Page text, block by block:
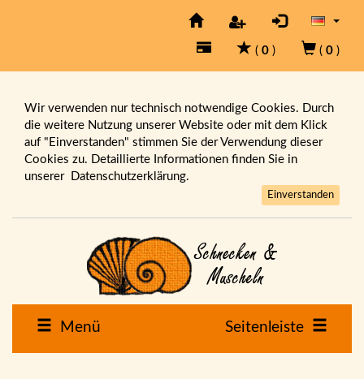
( 0 ) ( 0 )
Wir verwenden nur technisch notwendige Cookies. Durch
die weitere Nutzung unserer Website oder mit dem Klick
auf "Einverstanden" stimmen Sie der Verwendung dieser
Cookies zu. Detaillierte Informationen finden Sie in
unserer Datenschutzerklärung.
Einverstanden
Menü Seitenleiste